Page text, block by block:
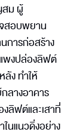
สม ผู้
สอบพยาน
การก่อสร้าง
พงปล่องลิฟต์
ลัง ทำให้
ลางอาคาร
ลิฟต์และเสาที่
นแนวดิ่งอย่าง